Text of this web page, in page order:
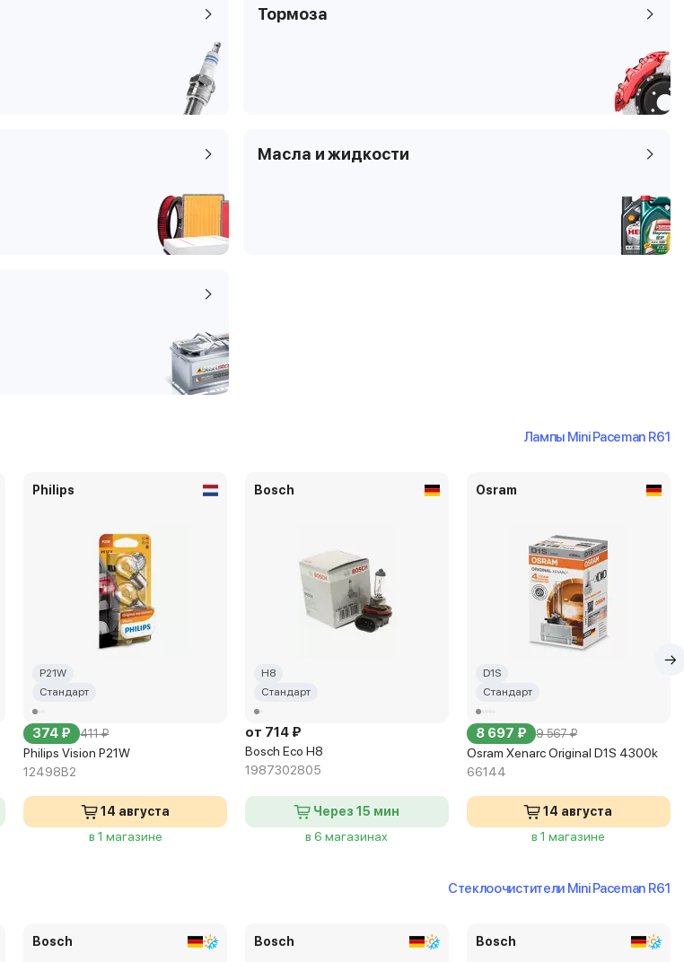
Тормоза
Масла и жидкости
Лампы Mini Paceman R61
Philips
P21W
Стандарт
374 ₽ 411 ₽
Philips Vision P21W
12498B2
14 августа
в 1 магазине
Bosch
H8
Стандарт
от 714 ₽
Bosch Eco H8
1987302805
Через 15 мин
в 6 магазинах
Osram
D1S
Стандарт
8 697 ₽ 9 567 ₽
Osram Xenarc Original D1S 4300k
66144
14 августа
в 1 магазине
Стеклоочистители Mini Paceman R61
Bosch Bosch Bosch